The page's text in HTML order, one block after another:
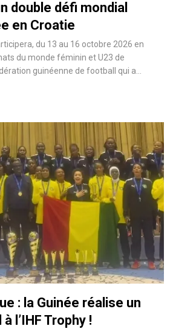
double défi mondial
en Croatie
du 13 au 16 octobre 2026 en
du monde féminin et U23 de
guinéenne de football qui a…
: la Guinée réalise un
l’IHF Trophy !